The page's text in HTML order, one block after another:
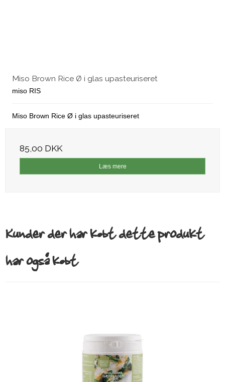
Miso Brown Rice Ø i glas upasteuriseret
miso RIS
Miso Brown Rice Ø i glas upasteuriseret
85,00 DKK
Læs mere
Kunder der har købt dette produkt
har også købt